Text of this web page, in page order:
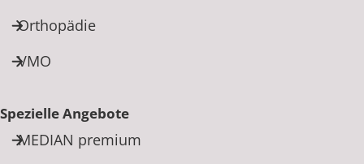
Orthopädie
VMO
Spezielle Angebote
MEDIAN premium